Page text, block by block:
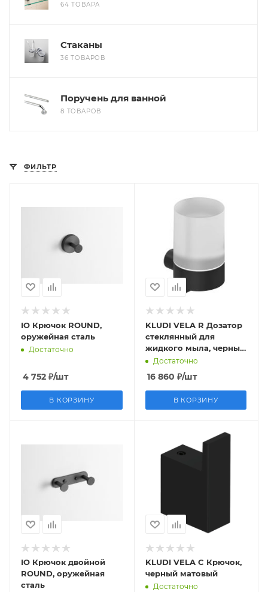
64 ТОВАРА
Стаканы
36 ТОВАРОВ
Поручень для ванной
8 ТОВАРОВ
ФИЛЬТР
IO Крючок ROUND,
оружейная сталь
Достаточно
4 752 ₽/шт
В КОРЗИНУ
KLUDI VELA R Дозатор
стеклянный для
жидкого мыла, черный
матовый
Достаточно
16 860 ₽/шт
В КОРЗИНУ
IO Крючок двойной
ROUND, оружейная
сталь
KLUDI VELA C Крючок,
черный матовый
Достаточно